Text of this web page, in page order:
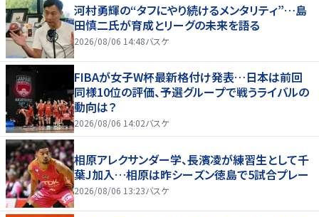
河村勇輝の“タフにやり続けるメンタリティ”…島
田慎二氏が育成とリーグの未来を語る
2026/08/06 14:48バスケ
FIBAが女子W杯最新格付け発表…日本は前回
同様10位の評価、予選グループで戦うライバルの
動向は？
2026/08/06 14:02バスケ
相原アレクサンダー学、長濱凌が練習生として千
葉J加入…相原は昨シーズン徳島で5試合プレー
2026/08/06 13:23バスケ